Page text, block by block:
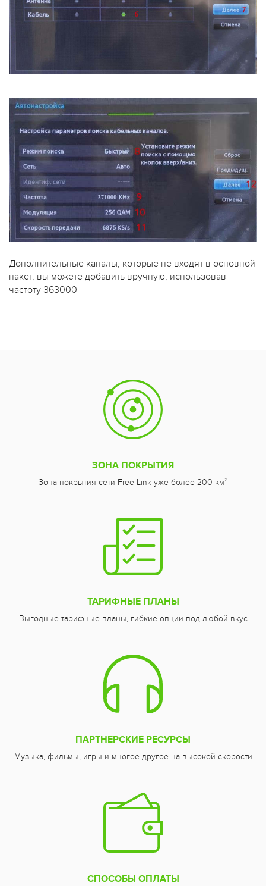
Дополнительные каналы, которые не входят в основной
пакет, вы можете добавить вручную, использовав
частоту 363000
ЗОНА ПОКРЫТИЯ
Зона покрытия сети Free Link уже более 200 км²
ТАРИФНЫЕ ПЛАНЫ
Выгодные тарифные планы, гибкие опции под любой вкус
ПАРТНЕРСКИЕ РЕСУРСЫ
Музыка, фильмы, игры и многое другое на высокой скорости
СПОСОБЫ ОПЛАТЫ